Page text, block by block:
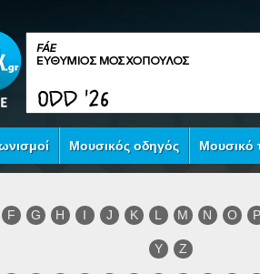
Μουσικός οδηγός Μουσικό
F G H I J K L M N O P
Y Z